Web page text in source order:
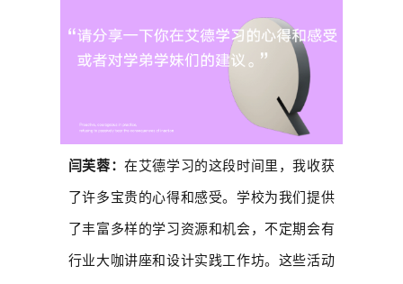
闫芙蓉：在艾德学习的这段时间里，我收获
了许多宝贵的心得和感受。学校为我们提供
了丰富多样的学习资源和机会，不定期会有
行业大咖讲座和设计实践工作坊。这些活动